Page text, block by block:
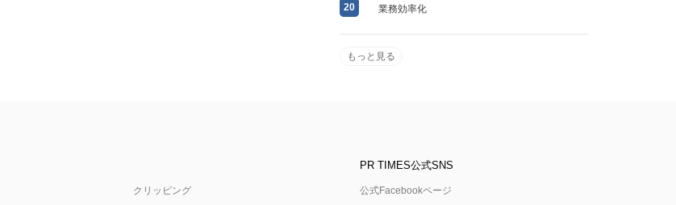
20 業務効率化
もっと見る
クリッピング
PR TIMES公式SNS
公式Facebookページ